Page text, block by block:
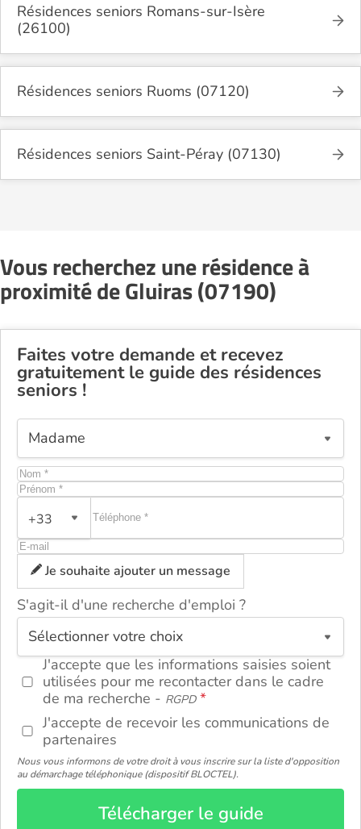
Résidences seniors Romans-sur-Isère
(26100)
Résidences seniors Ruoms (07120)
Résidences seniors Saint-Péray (07130)
Vous recherchez une résidence à
proximité de Gluiras (07190)
Faites votre demande et recevez
gratuitement le guide des résidences
seniors !
+33
Je souhaite ajouter un message
S'agit-il d'une recherche d'emploi ?
J'accepte que les informations saisies soient
utilisées pour me recontacter dans le cadre
de ma recherche - RGPD
J'accepte de recevoir les communications de
partenaires
Nous vous informons de votre droit à vous inscrire sur la liste d'opposition
au démarchage téléphonique (dispositif BLOCTEL).
Télécharger le guide
ou